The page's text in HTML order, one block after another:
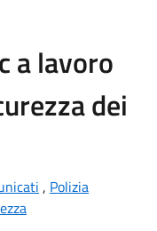
a lavoro
dei
, Polizia